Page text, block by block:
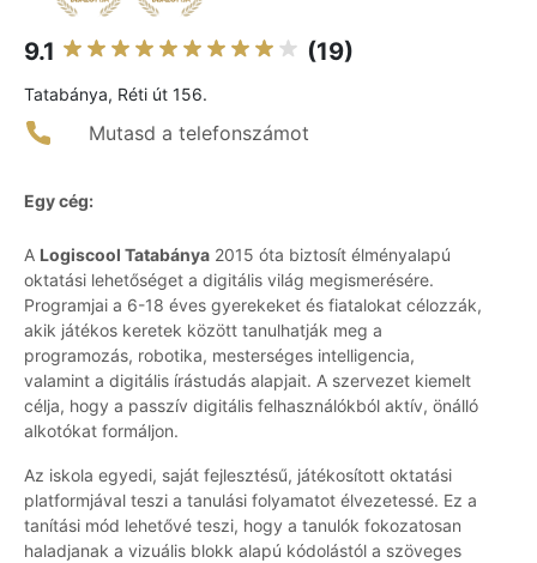
9.1 (19)
Tatabánya, Réti út 156.
Mutasd a telefonszámot
Egy cég:
A Logiscool Tatabánya 2015 óta biztosít élményalapú
oktatási lehetőséget a digitális világ megismerésére.
Programjai a 6-18 éves gyerekeket és fiatalokat célozzák,
akik játékos keretek között tanulhatják meg a
programozás, robotika, mesterséges intelligencia,
valamint a digitális írástudás alapjait. A szervezet kiemelt
célja, hogy a passzív digitális felhasználókból aktív, önálló
alkotókat formáljon.
Az iskola egyedi, saját fejlesztésű, játékosított oktatási
platformjával teszi a tanulási folyamatot élvezetessé. Ez a
tanítási mód lehetővé teszi, hogy a tanulók fokozatosan
haladjanak a vizuális blokk alapú kódolástól a szöveges